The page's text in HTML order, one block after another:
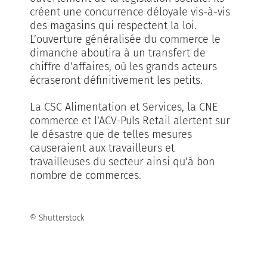
créent une concurrence déloyale vis-à-vis
des magasins qui respectent la loi.
L’ouverture généralisée du commerce le
dimanche aboutira à un transfert de
chiffre d’affaires, où les grands acteurs
écraseront définitivement les petits.
La CSC Alimentation et Services, la CNE
commerce et l’ACV-Puls Retail alertent sur
le désastre que de telles mesures
causeraient aux travailleurs et
travailleuses du secteur ainsi qu’à bon
nombre de commerces.
© Shutterstock